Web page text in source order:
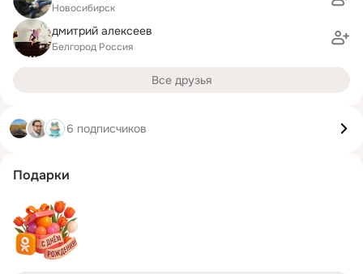
Новосибирск
дмитрий алексеев
Белгород Россия
Все друзья
6 подписчиков
Подарки